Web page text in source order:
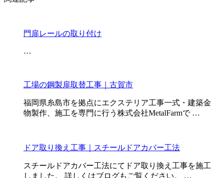
門扉レールの取り付け
…
工場の鋼製扉取替工事｜古賀市
福岡県糸島市を拠点にエクステリア工事一式・建築金
物製作、施工を専門に行う株式会社MetalFarmで …
ドア取り換え工事｜スチールドアカバー工法
スチールドアカバー工法にてドア取り換え工事を施工
しました。 詳しくはブログもご覧ください。 …